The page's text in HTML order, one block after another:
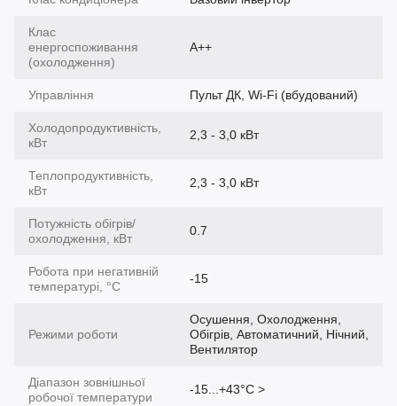
Клас
енергоспоживання
(охолодження)
A++
Управління Пульт ДК, Wi-Fi (вбудований)
Холодопродуктивність,
кВт
2,3 - 3,0 кВт
Теплопродуктивність,
кВт
2,3 - 3,0 кВт
Потужність обігрів/
охолодження, кВт
0.7
Робота при негативній
температурі, °C
-15
Режими роботи
Осушення, Охолодження,
Обігрів, Автоматичний, Нічний,
Вентилятор
Діапазон зовнішньої
робочої температури
-15...+43°С >